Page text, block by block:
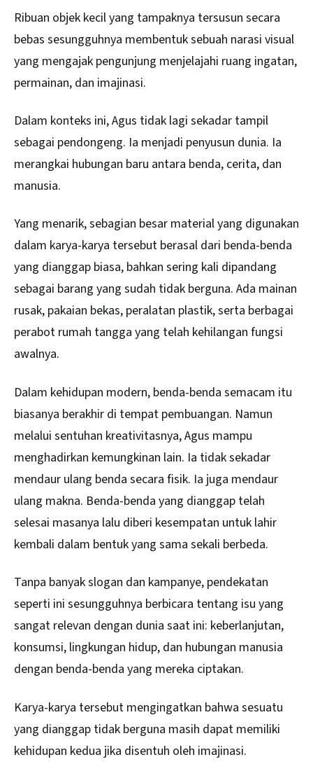
Ribuan objek kecil yang tampaknya tersusun secara
bebas sesungguhnya membentuk sebuah narasi visual
yang mengajak pengunjung menjelajahi ruang ingatan,
permainan, dan imajinasi.
Dalam konteks ini, Agus tidak lagi sekadar tampil
sebagai pendongeng. Ia menjadi penyusun dunia. Ia
merangkai hubungan baru antara benda, cerita, dan
manusia.
Yang menarik, sebagian besar material yang digunakan
dalam karya-karya tersebut berasal dari benda-benda
yang dianggap biasa, bahkan sering kali dipandang
sebagai barang yang sudah tidak berguna. Ada mainan
rusak, pakaian bekas, peralatan plastik, serta berbagai
perabot rumah tangga yang telah kehilangan fungsi
awalnya.
Dalam kehidupan modern, benda-benda semacam itu
biasanya berakhir di tempat pembuangan. Namun
melalui sentuhan kreativitasnya, Agus mampu
menghadirkan kemungkinan lain. Ia tidak sekadar
mendaur ulang benda secara fisik. Ia juga mendaur
ulang makna. Benda-benda yang dianggap telah
selesai masanya lalu diberi kesempatan untuk lahir
kembali dalam bentuk yang sama sekali berbeda.
Tanpa banyak slogan dan kampanye, pendekatan
seperti ini sesungguhnya berbicara tentang isu yang
sangat relevan dengan dunia saat ini: keberlanjutan,
konsumsi, lingkungan hidup, dan hubungan manusia
dengan benda-benda yang mereka ciptakan.
Karya-karya tersebut mengingatkan bahwa sesuatu
yang dianggap tidak berguna masih dapat memiliki
kehidupan kedua jika disentuh oleh imajinasi.